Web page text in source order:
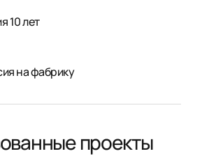
10 лет
на фабрику
проекты